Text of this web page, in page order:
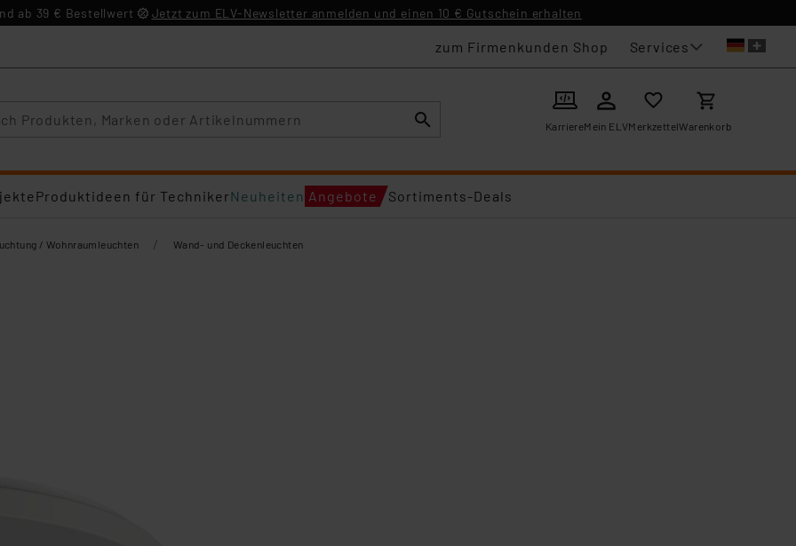
ab 39 € Bestellwert Jetzt zum ELV-Newsletter anmelden und einen 10 € Gutschein erhalten
zum Firmenkunden Shop Services
KarriereMein ELVMerkzettelWarenkorb
Produktideen für TechnikerNeuheiten Angebote Sortiments-Deals
/ Wohnraumleuchten / Wand- und Deckenleuchten